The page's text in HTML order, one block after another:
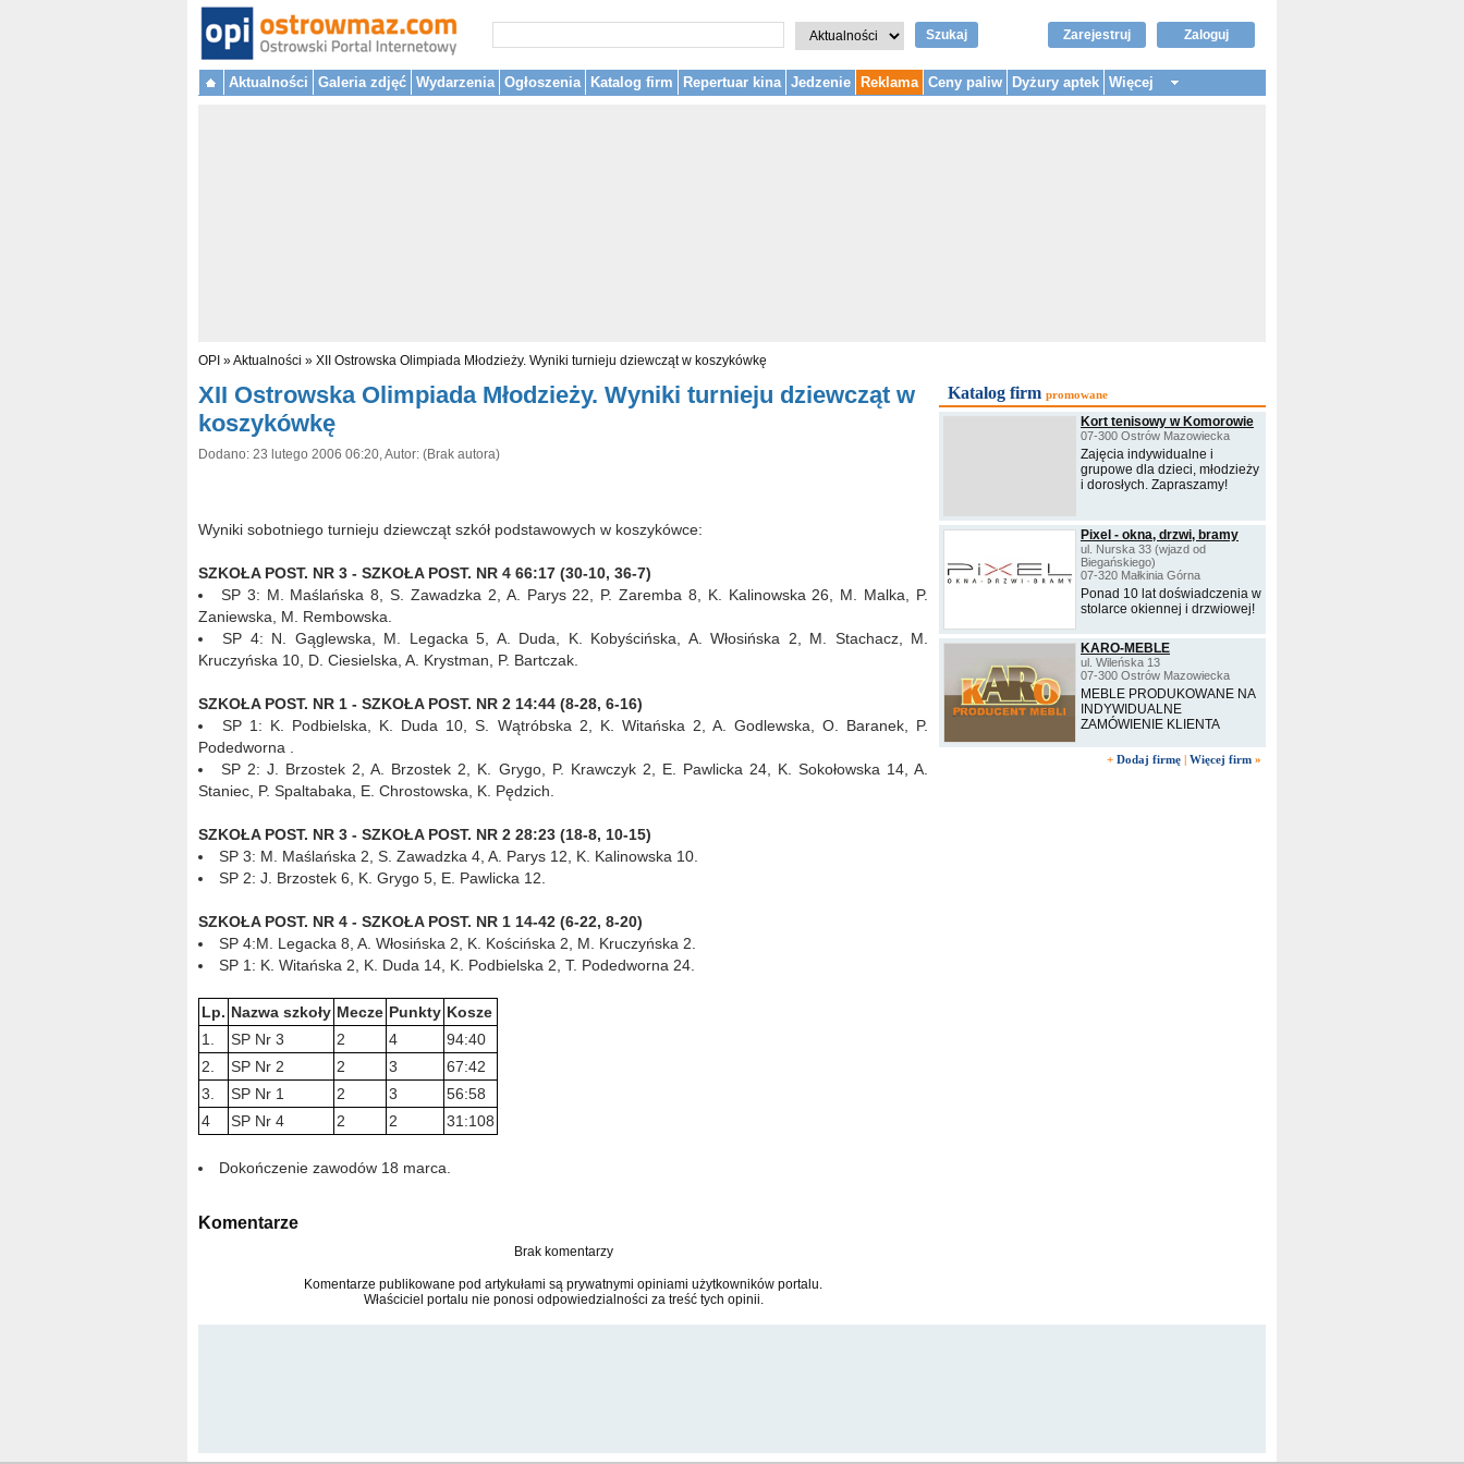
Szukaj Zaloguj
Zarejestruj
Aktualności Galeria zdjęć Wydarzenia Ogłoszenia Katalog firm Repertuar kina Jedzenie Reklama Ceny paliw Dyżury aptek Więcej
OPI »Aktualności » XII Ostrowska Olimpiada Młodzieży. Wyniki turnieju dziewcząt w koszykówkę
XII Ostrowska Olimpiada Młodzieży. Wyniki turnieju dziewcząt w
koszykówkę
Dodano: 23 lutego 2006 06:20, Autor: (Brak autora)
Wyniki sobotniego turnieju dziewcząt szkół podstawowych w koszykówce:
SZKOŁA POST. NR 3 - SZKOŁA POST. NR 4 66:17 (30-10, 36-7)
SP 3: M. Maślańska 8, S. Zawadzka 2, A. Parys 22, P. Zaremba 8, K. Kalinowska 26, M. Malka, P.
Zaniewska, M. Rembowska.
SP 4: N. Gąglewska, M. Legacka 5, A. Duda, K. Kobyścińska, A. Włosińska 2, M. Stachacz, M.
Kruczyńska 10, D. Ciesielska, A. Krystman, P. Bartczak.
SZKOŁA POST. NR 1 - SZKOŁA POST. NR 2 14:44 (8-28, 6-16)
SP 1: K. Podbielska, K. Duda 10, S. Wątróbska 2, K. Witańska 2, A. Godlewska, O. Baranek, P.
Podedworna .
SP 2: J. Brzostek 2, A. Brzostek 2, K. Grygo, P. Krawczyk 2, E. Pawlicka 24, K. Sokołowska 14, A.
Staniec, P. Spaltabaka, E. Chrostowska, K. Pędzich.
SZKOŁA POST. NR 3 - SZKOŁA POST. NR 2 28:23 (18-8, 10-15)
SP 3: M. Maślańska 2, S. Zawadzka 4, A. Parys 12, K. Kalinowska 10.
SP 2: J. Brzostek 6, K. Grygo 5, E. Pawlicka 12.
SZKOŁA POST. NR 4 - SZKOŁA POST. NR 1 14-42 (6-22, 8-20)
SP 4:M. Legacka 8, A. Włosińska 2, K. Kościńska 2, M. Kruczyńska 2.
SP 1: K. Witańska 2, K. Duda 14, K. Podbielska 2, T. Podedworna 24.
Lp. Nazwa szkoły Mecze Punkty Kosze
1.
SP Nr 3 2 4
94:40
2.
SP Nr 2 2 3
67:42
3.
SP Nr 1 2 3
56:58
4
SP Nr 4 2 2 31:108
Dokończenie zawodów 18 marca.
Komentarze
Brak komentarzy
Komentarze publikowane pod artykułami są prywatnymi opiniami użytkowników portalu.
Właściciel portalu nie ponosi odpowiedzialności za treść tych opinii.
Katalog firm promowane
Kort tenisowy w Komorowie
07-300 Ostrów Mazowiecka
Zajęcia indywidualne i
grupowe dla dzieci, młodzieży
i dorosłych. Zapraszamy!
Pixel - okna, drzwi, bramy
ul. Nurska 33 (wjazd od
Biegańskiego)
07-320 Małkinia Górna
Ponad 10 lat doświadczenia w
stolarce okiennej i drzwiowej!
KARO-MEBLE
ul. Wileńska 13
07-300 Ostrów Mazowiecka
MEBLE PRODUKOWANE NA
INDYWIDUALNE
ZAMÓWIENIE KLIENTA
+ Dodaj firmę | Więcej firm »